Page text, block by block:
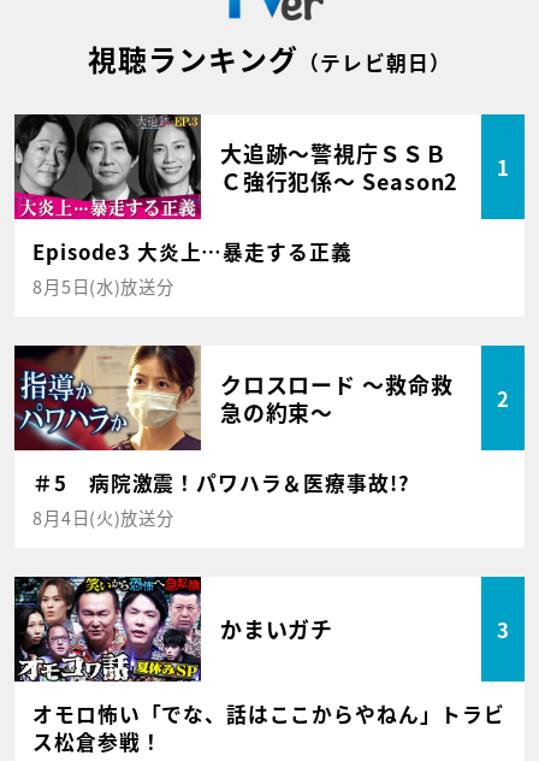
視聴ランキング （テレビ朝日）
大追跡～警視庁ＳＳＢ
Ｃ強行犯係～ Season2
1
Episode3 大炎上…暴走する正義
8月5日(水)放送分
クロスロード ～救命救
急の約束～
2
＃5 病院激震！パワハラ＆医療事故!?
8月4日(火)放送分
かまいガチ 3
オモロ怖い「でな、話はここからやねん」トラビ
ス松倉参戦！